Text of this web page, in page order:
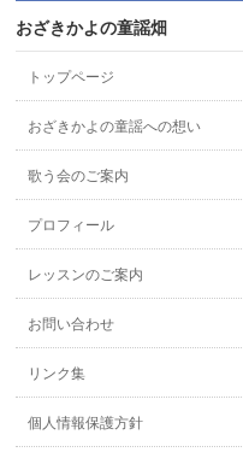
おざきかよの童謡畑
トップページ
おざきかよの童謡への想い
歌う会のご案内
プロフィール
レッスンのご案内
お問い合わせ
リンク集
個人情報保護方針